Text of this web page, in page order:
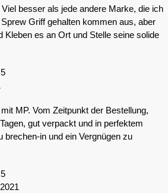
besser als jede andere Marke, die ich
Griff gehalten kommen aus, aber
Kleben es an Ort und Stelle seine solide
MP. Vom Zeitpunkt der Bestellung,
gut verpackt und in perfektem
brechen-in und ein Vergnügen zu